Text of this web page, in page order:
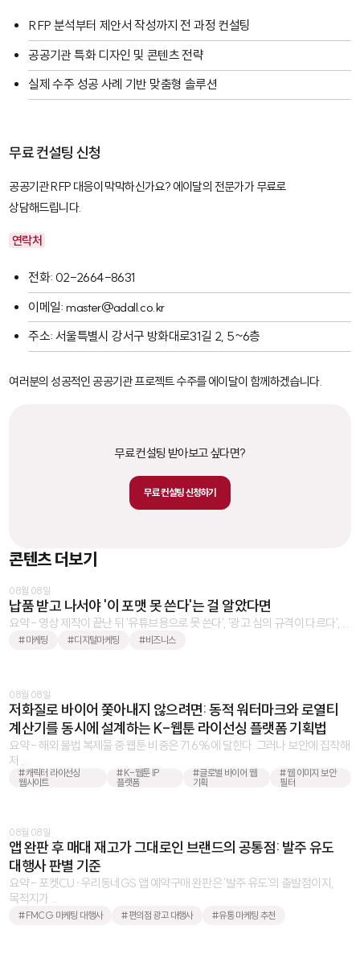
RFP 분석부터 제안서 작성까지 전 과정 컨설팅
공공기관 특화 디자인 및 콘텐츠 전략
실제 수주 성공 사례 기반 맞춤형 솔루션
무료 컨설팅 신청
공공기관 RFP 대응이 막막하신가요? 에이달의 전문가가 무료로
상담해드립니다.
연락처
전화: 02-2664-8631
이메일: master@adall.co.kr
주소: 서울특별시 강서구 방화대로31길 2, 5~6층
여러분의 성공적인 공공기관 프로젝트 수주를 에이달이 함께하겠습니다.
무료 컨설팅 받아보고 싶다면?
무료 컨설팅 신청하기
콘텐츠 더보기
08월 08일
납품 받고 나서야 '이 포맷 못 쓴다'는 걸 알았다면
요약 - 영상 제작이 끝난 뒤 '유튜브용으로 못 쓴다', '광고 심의 규격이 다르다', ...
#마케팅 #디지털마케팅 #비즈니스
08월 08일
저화질로 바이어 쫓아내지 않으려면: 동적 워터마크와 로열티
계산기를 동시에 설계하는 K-웹툰 라이선싱 플랫폼 기획법
요약 - 해외 불법 복제물 중 웹툰 비중은 71.6%에 달한다. 그러나 보안에 집착해
저 ...
#캐릭터 라이선싱
웹사이트
#K-웹툰 IP
플랫폼
#글로벌 바이어 웹
기획
#웹 이미지 보안
필터
08월 08일
앱 완판 후 매대 재고가 그대로인 브랜드의 공통점: 발주 유도
대행사 판별 기준
요약 - 포켓CU·우리동네GS 앱 예약구매 완판은 '발주 유도'의 출발점이지,
목적지가 ...
#FMCG 마케팅 대행사 #편의점 광고 대행사 #유통 마케팅 추천